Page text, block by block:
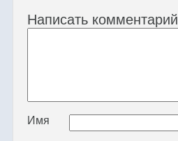
Написать комментарий
Имя